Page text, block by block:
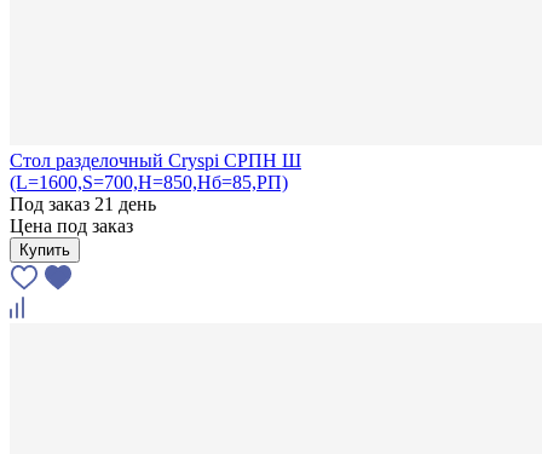
Стол разделочный Cryspi СРПН Ш
(L=1600,S=700,H=850,Hб=85,РП)
Под заказ 21 день
Цена под заказ
Купить